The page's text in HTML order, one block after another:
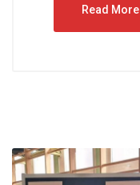
Read More